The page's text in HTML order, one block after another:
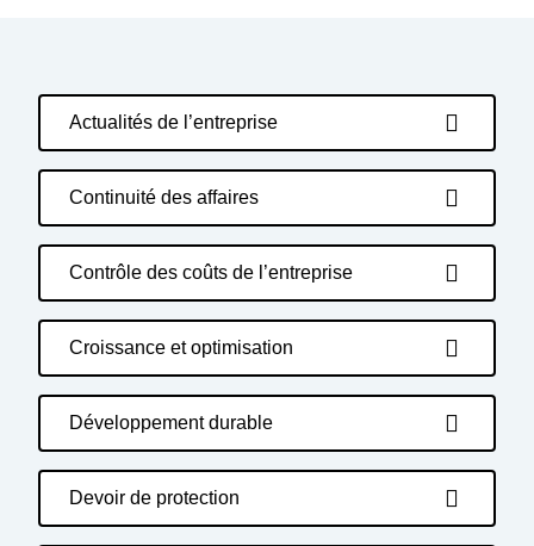
Actualités de l’entreprise
Continuité des affaires
Contrôle des coûts de l’entreprise
Croissance et optimisation
Développement durable
Devoir de protection